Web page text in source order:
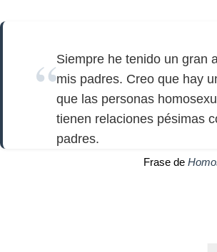
Siempre he tenido un gran
mis padres. Creo que hay
que las personas
tienen relaciones pésimas
padres.
Frase de